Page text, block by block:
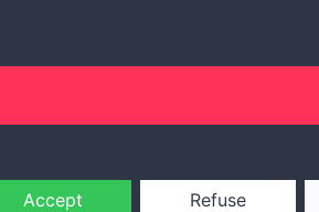
Accept Refuse